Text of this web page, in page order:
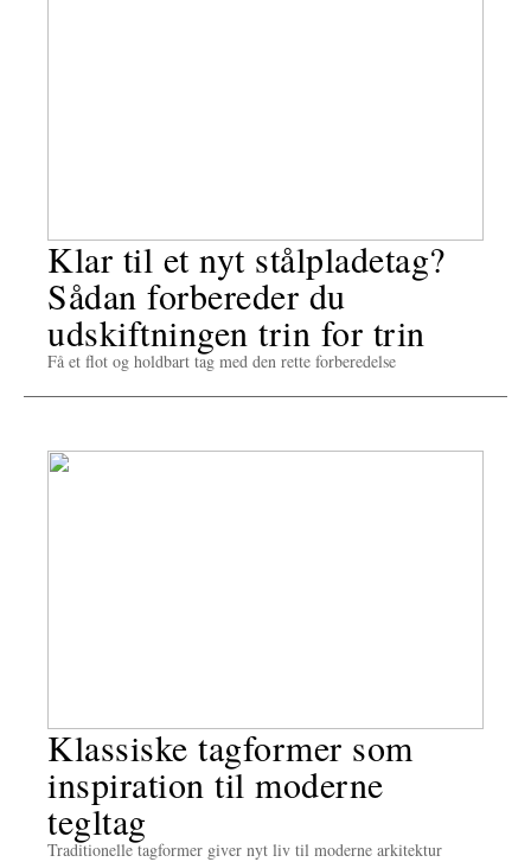
Klar til et nyt stålpladetag?
Sådan forbereder du
udskiftningen trin for trin
Få et flot og holdbart tag med den rette forberedelse
Klassiske tagformer som
inspiration til moderne
tegltag
Traditionelle tagformer giver nyt liv til moderne arkitektur